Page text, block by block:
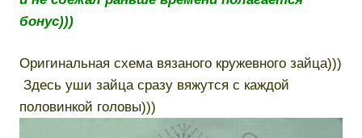
бонус)))
Оригинальная схема вязаного кружевного зайца)))
Здесь уши зайца сразу вяжутся с каждой
половинкой головы)))